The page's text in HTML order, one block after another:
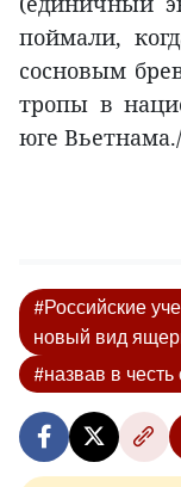
поймали,
сосновым
тропы в
юге
#Российские
новый вид
#назвав в